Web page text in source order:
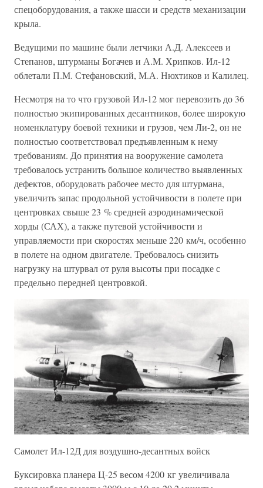
спецоборудования, а также шасси и средств механизации
крыла.
Ведущими по машине были летчики А.Д. Алексеев и
Степанов, штурманы Богачев и А.М. Хрипков. Ил-12
облетали П.М. Стефановский, М.А. Нюхтиков и Калилец.
Несмотря на то что грузовой Ил-12 мог перевозить до 36
полностью экипированных десантников, более широкую
номенклатуру боевой техники и грузов, чем Ли-2, он не
полностью соответствовал предъявленным к нему
требованиям. До принятия на вооружение самолета
требовалось устранить большое количество выявленных
дефектов, оборудовать рабочее место для штурмана,
увеличить запас продольной устойчивости в полете при
центровках свыше 23 % средней аэродинамической
хорды (САХ), а также путевой устойчивости и
управляемости при скоростях меньше 220 км/ч, особенно
в полете на одном двигателе. Требовалось снизить
нагрузку на штурвал от руля высоты при посадке с
предельно передней центровкой.
Самолет Ил-12Д для воздушно-десантных войск
Буксировка планера Ц-25 весом 4200 кг увеличивала